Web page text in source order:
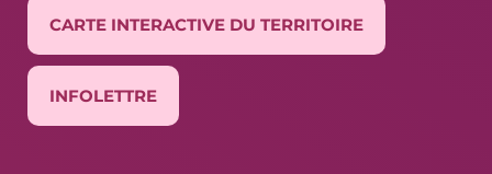
CARTE INTERACTIVE DU TERRITOIRE
INFOLETTRE